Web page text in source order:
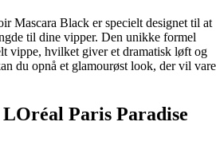
Mascara Black er specielt designet til at
til dine vipper. Den unikke formel
vippe, hvilket giver et dramatisk løft og
du opnå et glamourøst look, der vil vare
Paris Paradise